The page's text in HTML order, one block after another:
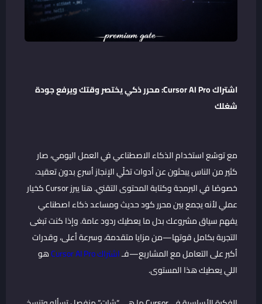
اشتراك Cursor AI Pro: محرر ذكي يختصر وقتك ويرفع جودة
شغلك
مع توسّع استخدام الذكاء الاصطناعي في العمل اليومي، صار
كثير من الناس يبحثون عن أدوات تخلّي الإنجاز أسرع بدون تعقيد،
خصوصًا في البرمجة وكتابة المحتوى التقني. هنا يبرز Cursor كخيار
عملي لأنه يجمع بين محرر كود حديث ومساعد ذكاء اصطناعي
يفهم سياق مشروعك بدل ما يعطيك ردود عامة. وإذا كنت تبغى
التجربة بكامل قوتها—من مزايا متقدمة، وسرعة أعلى، وقدرات
أكبر على التعامل مع المشاريع—فـاشتراك Cursor AI Pro
هو
اللي يعطيك هذا المستوى.